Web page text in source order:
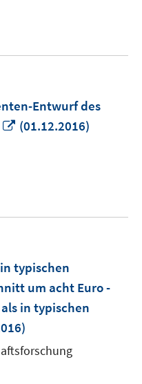
Entwurf des
In
(01.12.2016)
typischen
um acht Euro -
in typischen